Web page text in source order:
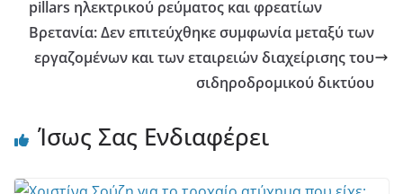
pillars ηλεκτρικού ρεύματος και φρεατίων
Βρετανία: Δεν επιτεύχθηκε συμφωνία μεταξύ των
εργαζομένων και των εταιρειών διαχείρισης του
σιδηροδρομικού δικτύου
Ίσως Σας Ενδιαφέρει